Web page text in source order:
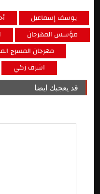
يوسف إسماعيل
مؤسس المهرجان
مهرجان المسرح
اشرف زكي
قد يعجبك ايضا